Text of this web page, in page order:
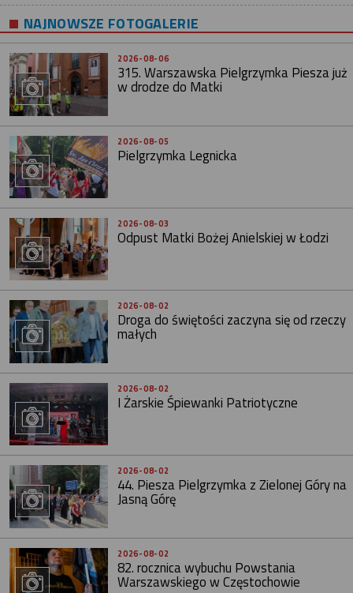
NAJNOWSZE FOTOGALERIE
2026-08-06
315. Warszawska Pielgrzymka Piesza już
w drodze do Matki
2026-08-05
Pielgrzymka Legnicka
2026-08-03
Odpust Matki Bożej Anielskiej w Łodzi
2026-08-02
Droga do świętości zaczyna się od rzeczy
małych
2026-08-02
I Żarskie Śpiewanki Patriotyczne
2026-08-02
44. Piesza Pielgrzymka z Zielonej Góry na
Jasną Górę
2026-08-02
82. rocznica wybuchu Powstania
Warszawskiego w Częstochowie